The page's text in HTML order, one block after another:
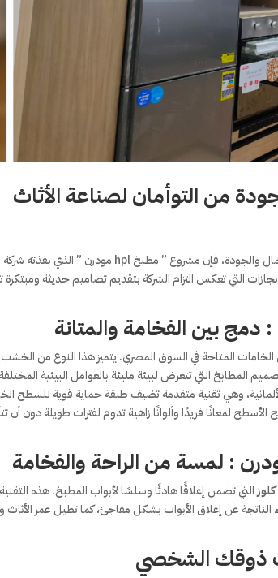
التي تعكس التزام الشركة بتقديم تصاميم حديثة ومبتكرة
المتاحة في السوق المصري. يتميز هذا النوع من الخشب
المطابخ التي تتعرض لبيئة مليئة بالعوامل البيئية
وهي تقنية متقدمة تضيف طبقة حماية قوية للسطح
لمعانًا فريدًا وألوانًا زاهية تدوم لفترات طويلة دون أن
التي تضمن إغلاقًا هادئًا وسلسًا لأبواب المطبخ. هذه
عن إغلاق الأبواب بشكل مفاجئ، كما تطيل عمر الأثاث